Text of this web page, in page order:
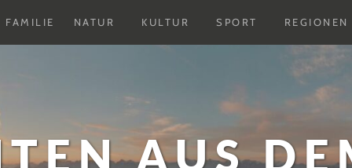
FAMILIE NATUR
Untermenu
KULTUR
Untermenu
SPORT
Untermenu
REGIONEN
AUS